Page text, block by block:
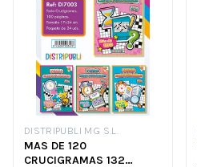
DISTRIPUBLI MG S.L.
MAS DE 120
CRUCIGRAMAS 132